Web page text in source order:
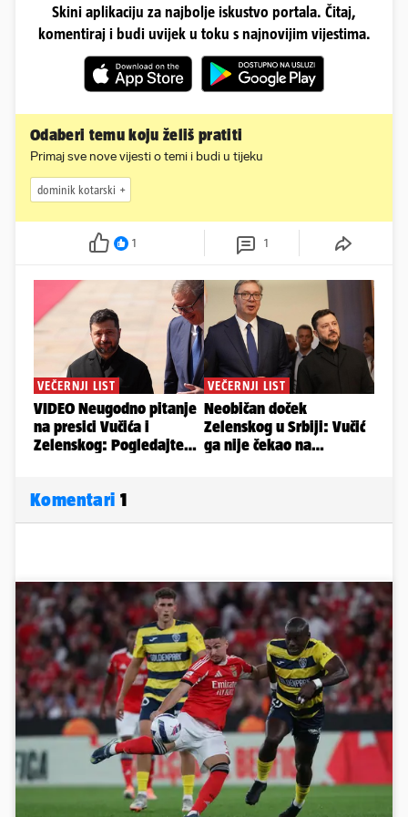
Skini aplikaciju za najbolje iskustvo portala. Čitaj,
komentiraj i budi uvijek u toku s najnovijim vijestima.
Odaberi temu koju želiš pratiti
Primaj sve nove vijesti o temi i budi u tijeku
dominik kotarski
1 1
Komentari 1